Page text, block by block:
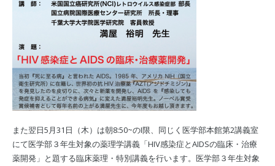
また翌日5月31日（木）は朝8:50~のI限、同じく医学部本館第2講義室
にて医学部３年生対象の薬理学講義「HIV感染症とAIDSの臨床・治療
薬開発」と題する臨床薬理・特別講義を行います。医学部３年生対象